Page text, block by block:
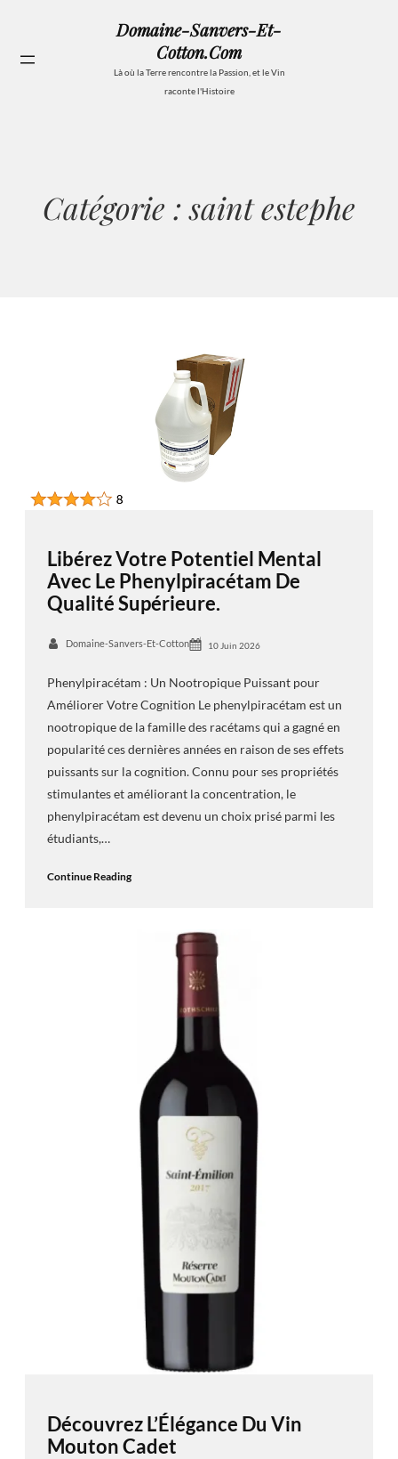
contenu
Domaine-Sanvers-Et-
Cotton.com
Là où la Terre rencontre la Passion, et le Vin
raconte l'Histoire
Catégorie :saint estephe
Libérez Votre Potentiel Mental
Avec Le Phenylpiracétam De
Qualité Supérieure.
Domaine-Sanvers-Et-Cotton 10 Juin 2026
Phenylpiracétam : Un Nootropique Puissant pour
Améliorer Votre Cognition Le phenylpiracétam est un
nootropique de la famille des racétams qui a gagné en
popularité ces dernières années en raison de ses effets
puissants sur la cognition. Connu pour ses propriétés
stimulantes et améliorant la concentration, le
phenylpiracétam est devenu un choix prisé parmi les
étudiants,…
Continue Reading
Découvrez L’Élégance Du Vin
Mouton Cadet